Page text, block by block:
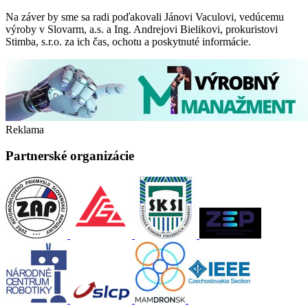
Na záver by sme sa radi poďakovali Jánovi Vaculovi, vedúcemu
výroby v Slovarm, a.s. a Ing. Andrejovi Bielikovi, prokuristovi
Stimba, s.r.o. za ich čas, ochotu a poskytnuté informácie.
Reklama
Partnerské organizácie